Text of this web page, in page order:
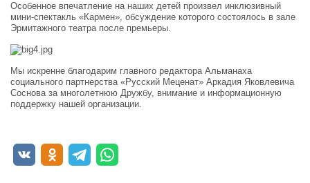
Особенное впечатление на наших детей произвел инклюзивный
мини-спектакль «Кармен», обсуждение которого состоялось в зале
Эрмитажного театра после премьеры.
Мы искренне благодарим главного редактора Альманаха
социального партнерства «Русский Меценат» Аркадия Яковлевича
Соснова за многолетнюю Дружбу, внимание и информационную
поддержку нашей организации.